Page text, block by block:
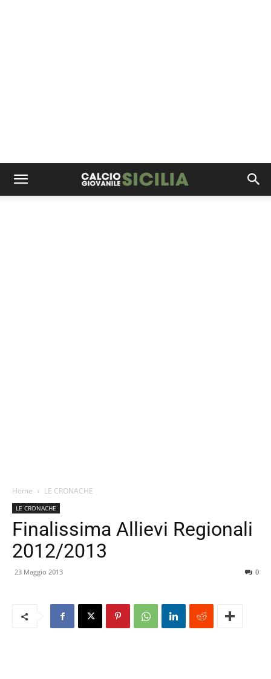
Home LE CRONACHE
LE CRONACHE
Finalissima Allievi Regionali
2012/2013
23 Maggio 2013 0